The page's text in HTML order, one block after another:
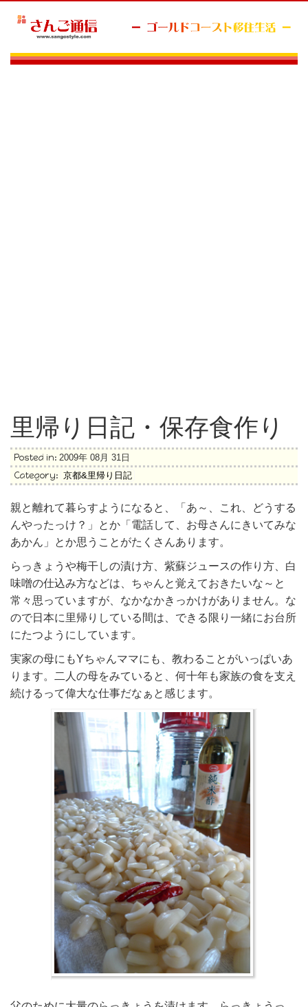
里帰り日記・保存食作り
Posted in: 2009年 08月 31日
Category: 京都&里帰り日記
親と離れて暮らすようになると、「あ～、これ、どうする
んやったっけ？」とか「電話して、お母さんにきいてみな
あかん」とか思うことがたくさんあります。
らっきょうや梅干しの漬け方、紫蘇ジュースの作り方、白
味噌の仕込み方などは、ちゃんと覚えておきたいな～と
常々思っていますが、なかなかきっかけがありません。な
ので日本に里帰りしている間は、できる限り一緒にお台所
にたつようにしています。
実家の母にもYちゃんママにも、教わることがいっぱいあ
ります。二人の母をみていると、何十年も家族の食を支え
続けるって偉大な仕事だなぁと感じます。